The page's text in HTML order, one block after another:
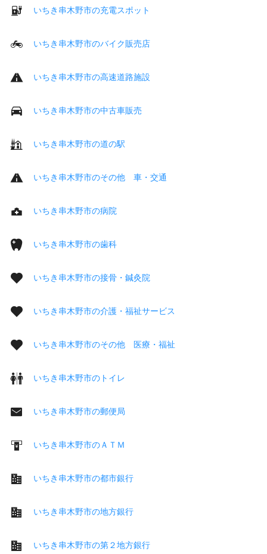
いちき串木野市の充電スポット
いちき串木野市のバイク販売店
いちき串木野市の高速道路施設
いちき串木野市の中古車販売
いちき串木野市の道の駅
いちき串木野市のその他 車・交通
いちき串木野市の病院
いちき串木野市の歯科
いちき串木野市の接骨・鍼灸院
いちき串木野市の介護・福祉サービス
いちき串木野市のその他 医療・福祉
いちき串木野市のトイレ
いちき串木野市の郵便局
いちき串木野市のＡＴＭ
いちき串木野市の都市銀行
いちき串木野市の地方銀行
いちき串木野市の第２地方銀行